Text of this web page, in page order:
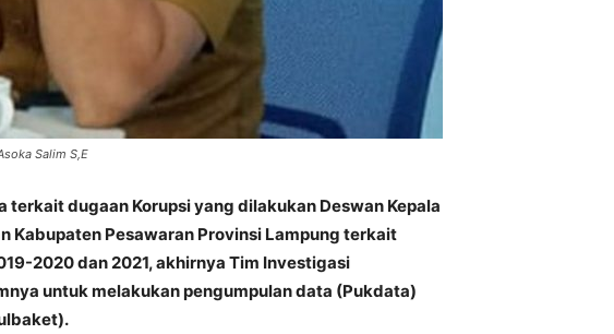
Salim S,E
terkait dugaan Korupsi yang dilakukan Deswan Kepala
Kabupaten Pesawaran Provinsi Lampung terkait
2020dan 2021, akhirnya Tim Investigasi
untuk melakukan pengumpulan data (Pukdata)